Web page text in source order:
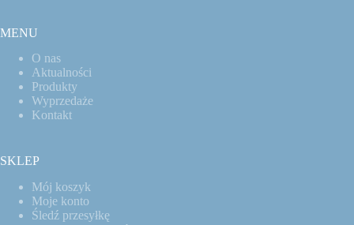
MENU
O nas
Aktualności
Produkty
Wyprzedaże
Kontakt
SKLEP
Mój koszyk
Moje konto
Śledź przesyłkę